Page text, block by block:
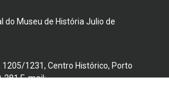
do Museu de História Julio de
1205/1231, Centro Histórico, Porto
281 E-mail: